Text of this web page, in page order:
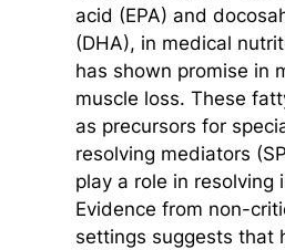
acid (EPA) and
(DHA), in medical
has shown promise in
muscle loss. These
as precursors for
resolving mediators
play a role in resolving
Evidence from non-
settings suggests that